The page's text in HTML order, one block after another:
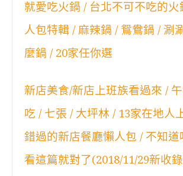
就愛吃火鍋 / 台北不可不吃的火
人包特輯 / 麻辣鍋 / 鴛鴦鍋 / 涮
麼鍋 / 20家任你選
新店美食/新店上班族看過來 /
吃 / 七張 / 大坪林 / 13家在地人
錯過的新店餐廳懶人包 / 不知道
看這篇就對了(2018/11/29新收